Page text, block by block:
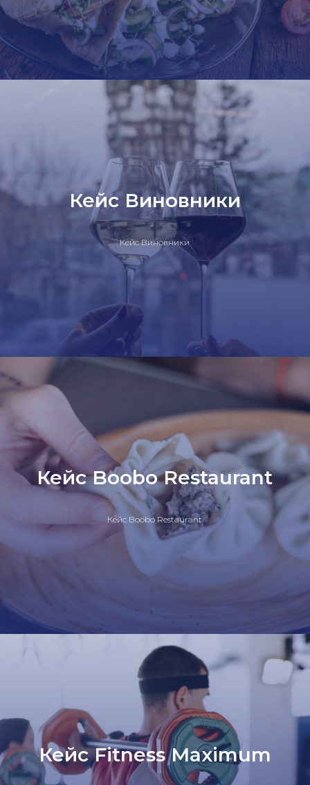
Кейс Виновники
Кейс Виновники
Кейс Boobo Restaurant
Кейс Boobo Restaurant
Кейс Fitness Maximum